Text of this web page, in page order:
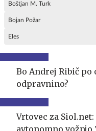
Boštjan M. Turk
Bojan Požar
Eles
Bo Andrej Ribič
odpravnino?
Vrtovec za
avtonomno